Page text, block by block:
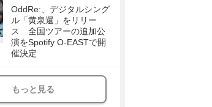
OddRe:、デジタルシング
ル「黄泉還」をリリー
ス 全国ツアーの追加公
演をSpotify O-EASTで開
催決定
もっと見る